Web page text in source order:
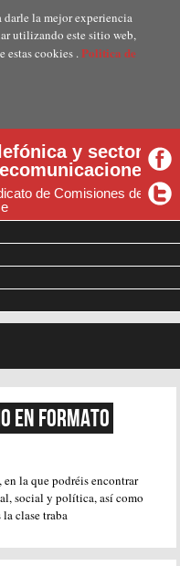
la mejor experiencia
utilizando este sitio web,
estas cookies .Politica de
y sector
de Comisiones de
en formato
la que podréis encontrar
social y política, así como
clase traba